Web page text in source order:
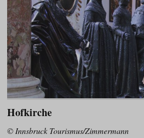
Hofkirche
© Innsbruck Tourismus/Zimmermann